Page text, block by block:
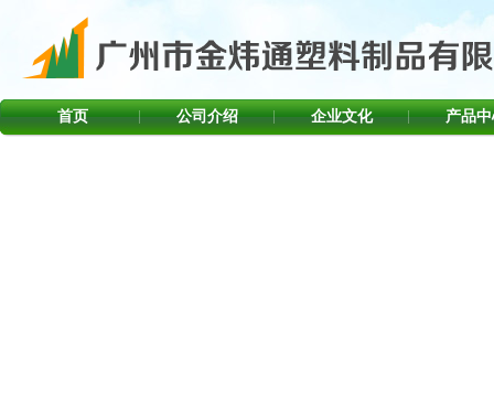
首页 公司介绍 企业文化 产品